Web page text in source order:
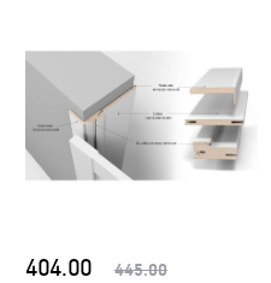
404.00 445.00